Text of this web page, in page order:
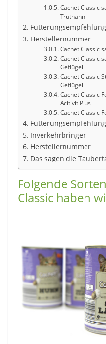
Cachet Classic
Truthahn
Fütterungsempfehlung
Herstellernummer
Cachet Classic
Cachet Classic
Geflügel
Cachet Classic
Geflügel
Cachet Classic
Acitivit Plus
Cachet Classic
Fütterungsempfehlung
Inverkehrbringer
Herstellernummer
Das sagen die
Folgende
Classic haben